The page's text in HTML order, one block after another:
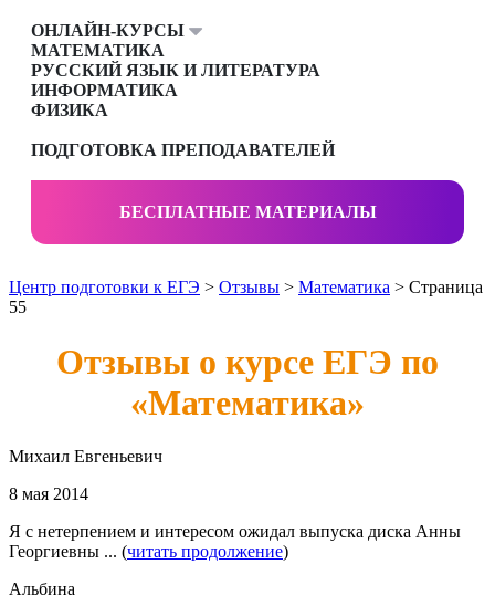
ОНЛАЙН-КУРСЫ
МАТЕМАТИКА
РУССКИЙ ЯЗЫК И ЛИТЕРАТУРА
ИНФОРМАТИКА
ФИЗИКА
ПОДГОТОВКА ПРЕПОДАВАТЕЛЕЙ
БЕСПЛАТНЫЕ МАТЕРИАЛЫ
Центр подготовки к ЕГЭ > Отзывы > Математика > Страница
55
Отзывы о курсе ЕГЭ по
«Математика»
Михаил Евгеньевич
8 мая 2014
Я с нетерпением и интересом ожидал выпуска диска Анны
Георгиевны ... (читать продолжение)
Альбина